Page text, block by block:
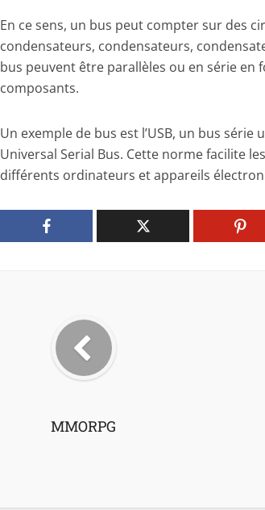
En ce sens, un bus peut compter sur des
condensateurs, condensateurs,
bus peuvent être parallèles ou en série en
composants.
Un exemple de bus est l’USB, un bus série
Universal Serial Bus. Cette norme facilite
différents ordinateurs et appareils
MMORPG